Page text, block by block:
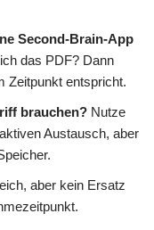
Second-Brain-App
das PDF? Dann
Zeitpunkt entspricht.
brauchen? Nutze
Austausch, aber
aber kein Ersatz